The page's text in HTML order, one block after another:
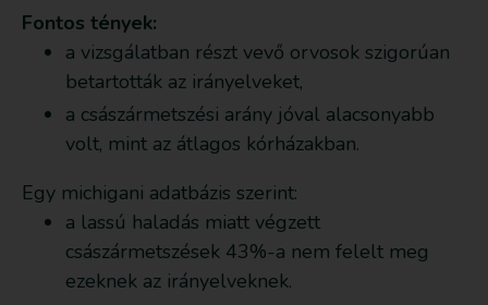
Fontos tények:
a vizsgálatban részt vevő orvosok szigorúan
betartották az irányelveket,
a császármetszési arány jóval alacsonyabb
volt, mint az átlagos kórházakban.
Egy michigani adatbázis szerint:
a lassú haladás miatt végzett
császármetszések 43%-a nem felelt meg
ezeknek az irányelveknek.